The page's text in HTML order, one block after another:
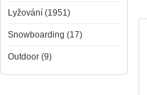
Lyžování (1951)
Snowboarding (17)
Outdoor (9)